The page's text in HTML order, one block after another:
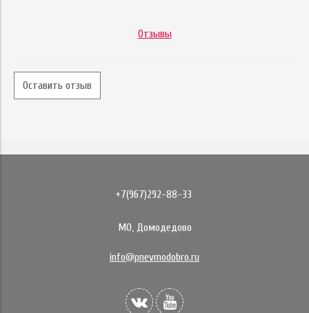
Отзывы
Оставить отзыв
+7(967)292-88-33
МО, Домодедово
info@pnevmodobro.ru